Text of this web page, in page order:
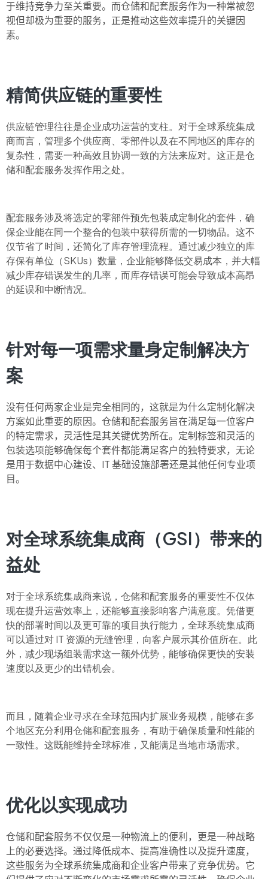
于维持竞争力至关重要。而仓储和配套服务作为一种常被忽
视但却极为重要的服务，正是推动这些效率提升的关键因
素。
精简供应链的重要性
供应链管理往往是企业成功运营的支柱。对于全球系统集成
商而言，管理多个供应商、零部件以及在不同地区的库存的
复杂性，需要一种高效且协调一致的方法来应对。这正是仓
储和配套服务发挥作用之处。
配套服务涉及将选定的零部件预先包装成定制化的套件，确
保企业能在同一个整合的包装中获得所需的一切物品。这不
仅节省了时间，还简化了库存管理流程。通过减少独立的库
存保有单位（SKUs）数量，企业能够降低交易成本，并大幅
减少库存错误发生的几率，而库存错误可能会导致成本高昂
的延误和中断情况。
针对每一项需求量身定制解决方
案
没有任何两家企业是完全相同的，这就是为什么定制化解决
方案如此重要的原因。仓储和配套服务旨在满足每一位客户
的特定需求，灵活性是其关键优势所在。定制标签和灵活的
包装选项能够确保每个套件都能满足客户的独特要求，无论
是用于数据中心建设、IT 基础设施部署还是其他任何专业项
目。
对全球系统集成商（GSI）带来的
益处
对于全球系统集成商来说，仓储和配套服务的重要性不仅体
现在提升运营效率上，还能够直接影响客户满意度。凭借更
快的部署时间以及更可靠的项目执行能力，全球系统集成商
可以通过对 IT 资源的无缝管理，向客户展示其价值所在。此
外，减少现场组装需求这一额外优势，能够确保更快的安装
速度以及更少的出错机会。
而且，随着企业寻求在全球范围内扩展业务规模，能够在多
个地区充分利用仓储和配套服务，有助于确保质量和性能的
一致性。这既能维持全球标准，又能满足当地市场需求。
优化以实现成功
仓储和配套服务不仅仅是一种物流上的便利，更是一种战略
上的必要选择。通过降低成本、提高准确性以及提升速度，
这些服务为全球系统集成商和企业客户带来了竞争优势。它